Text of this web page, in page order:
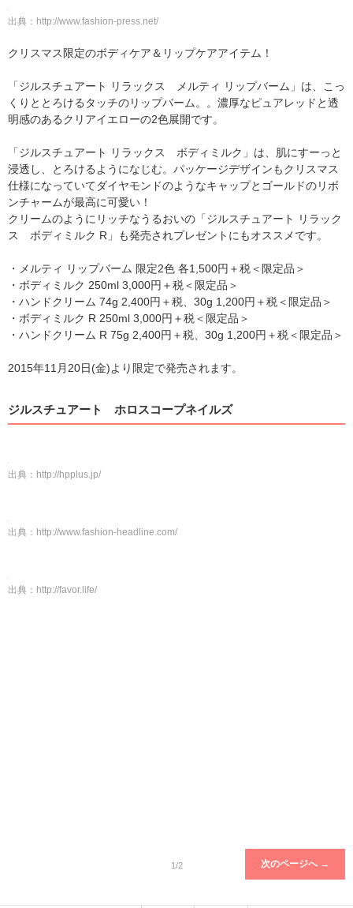
出典： http://www.fashion-press.net/
クリスマス限定のボディケア＆リップケアアイテム！
「ジルスチュアート リラックス メルティ リップバーム」は、こっ
くりととろけるタッチのリップバーム。。濃厚なピュアレッドと透
明感のあるクリアイエローの2色展開です。
「ジルスチュアート リラックス ボディミルク」は、肌にすーっと
浸透し、とろけるようになじむ。パッケージデザインもクリスマス
仕様になっていてダイヤモンドのようなキャップとゴールドのリボ
ンチャームが最高に可愛い！
クリームのようにリッチなうるおいの「ジルスチュアート リラック
ス ボディミルク R」も発売されプレゼントにもオススメです。
・メルティ リップバーム 限定2色 各1,500円＋税＜限定品＞
・ボディミルク 250ml 3,000円＋税＜限定品＞
・ハンドクリーム 74g 2,400円＋税、30g 1,200円＋税＜限定品＞
・ボディミルク R 250ml 3,000円＋税＜限定品＞
・ハンドクリーム R 75g 2,400円＋税、30g 1,200円＋税＜限定品＞
2015年11月20日(金)より限定で発売されます。
ジルスチュアート ホロスコープネイルズ
出典： http://hpplus.jp/
出典： http://www.fashion-headline.com/
出典： http://favor.life/
1/2 次のページへ →